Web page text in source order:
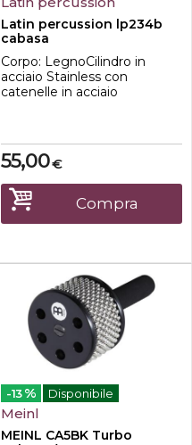
Latin percussion lp234b
cabasa
Corpo: LegnoCilindro in
acciaio Stainless con
catenelle in acciaio
€
55,00
Compra
-13 % Disponibile
Meinl
MEINL CA5BK Turbo